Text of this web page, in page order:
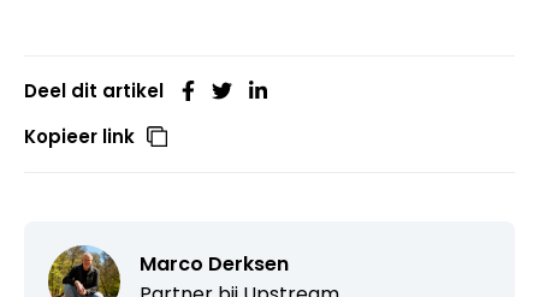
Deel dit artikel
Kopieer link
Marco Derksen